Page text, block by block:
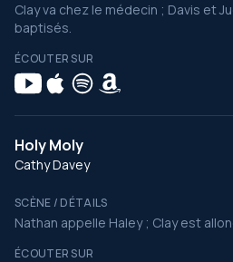
Clay va chez le médecin ; Davis et
baptisés.
ÉCOUTER SUR
Holy Moly
Cathy Davey
SCÈNE / DÉTAILS
Nathan appelle Haley ; Clay est
ÉCOUTER SUR